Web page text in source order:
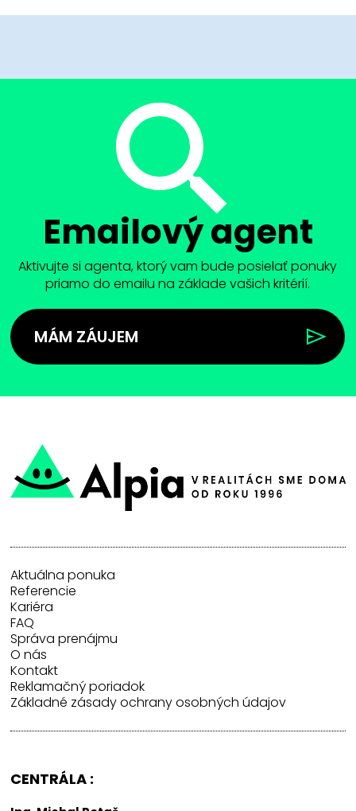
Emailový agent
Aktivujte si agenta, ktorý vam bude posielať ponuky
priamo do emailu na základe vašich kritérií.
MÁM ZÁUJEM
Aktuálna ponuka
Referencie
Kariéra
FAQ
Správa prenájmu
O nás
Kontakt
Reklamačný poriadok
Základné zásady ochrany osobných údajov
CENTRÁLA :